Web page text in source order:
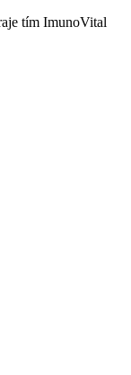
tím ImunoVital